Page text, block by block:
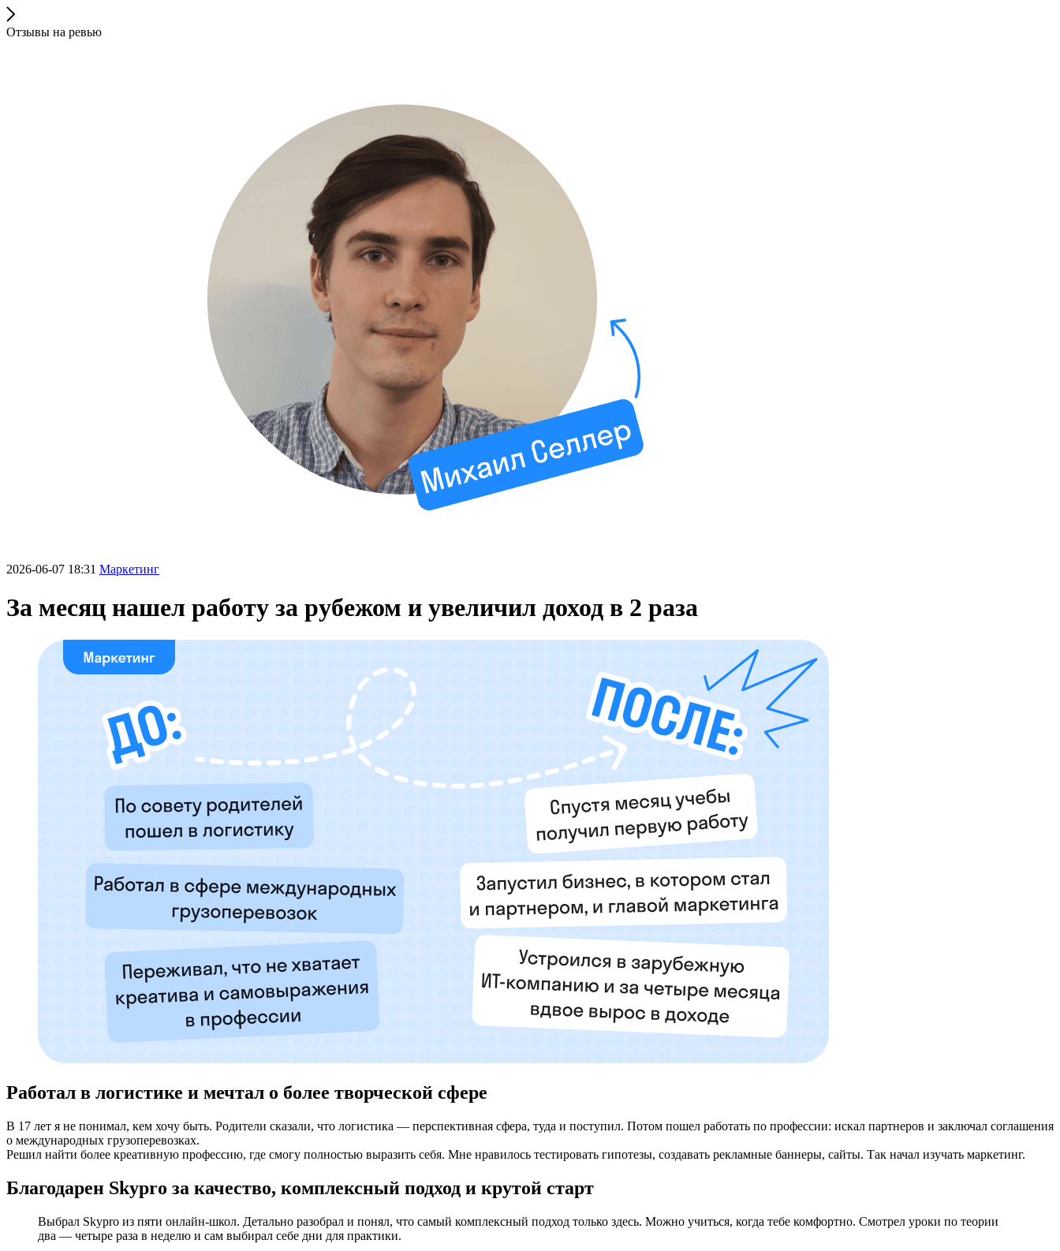
Отзывы на ревью
2026-06-07 18:31 Маркетинг
За месяц нашел работу за рубежом и увеличил доход в 2 раза
Работал в логистике и мечтал о более творческой сфере
В 17 лет я не понимал, кем хочу быть. Родители сказали, что логистика — перспективная сфера, туда и поступил. Потом пошел работать по профессии: искал партнеров и заключал соглашения
о международных грузоперевозках.
Решил найти более креативную профессию, где смогу полностью выразить себя. Мне нравилось тестировать гипотезы, создавать рекламные баннеры, сайты. Так начал изучать маркетинг.
Благодарен Skypro за качество, комплексный подход и крутой старт
Выбрал Skypro из пяти онлайн-школ. Детально разобрал и понял, что самый комплексный подход только здесь. Можно учиться, когда тебе комфортно. Смотрел уроки по теории
два — четыре раза в неделю и сам выбирал себе дни для практики.